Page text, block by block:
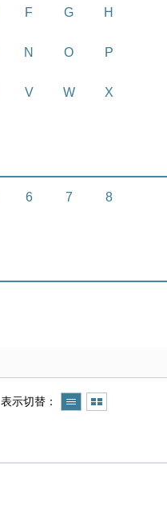
F G H
N O P
V W X
6 7 8
表示切替